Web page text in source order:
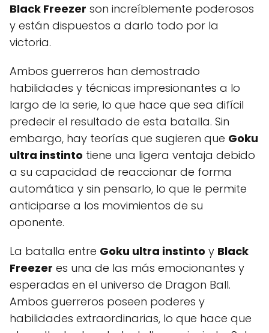
Black Freezer son increíblemente poderosos
y están dispuestos a darlo todo por la
victoria.
Ambos guerreros han demostrado
habilidades y técnicas impresionantes a lo
largo de la serie, lo que hace que sea difícil
predecir el resultado de esta batalla. Sin
embargo, hay teorías que sugieren que Goku
ultra instinto tiene una ligera ventaja debido
a su capacidad de reaccionar de forma
automática y sin pensarlo, lo que le permite
anticiparse a los movimientos de su
oponente.
La batalla entre Goku ultra instinto y Black
Freezer es una de las más emocionantes y
esperadas en el universo de Dragon Ball.
Ambos guerreros poseen poderes y
habilidades extraordinarias, lo que hace que